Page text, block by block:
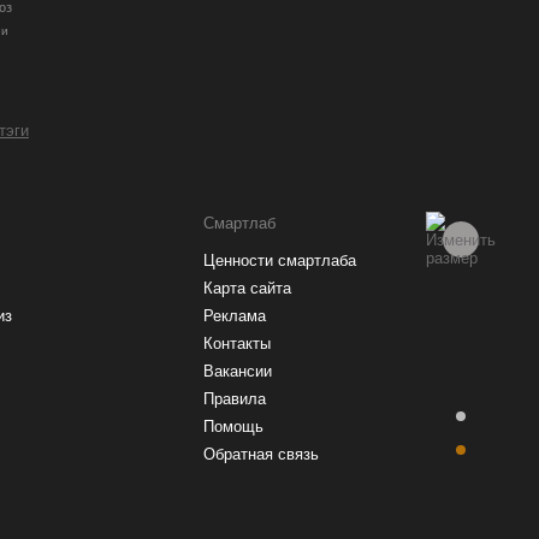
Смартлаб
Ценности смартлаба
Карта сайта
Реклама
Контакты
Вакансии
Правила
Помощь
Обратная связь